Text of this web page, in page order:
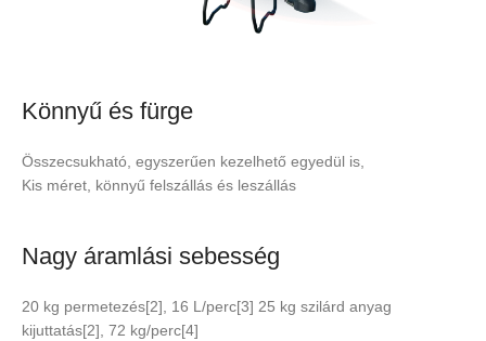
Könnyű és fürge
Összecsukható, egyszerűen kezelhető egyedül is,
Kis méret, könnyű felszállás és leszállás
Nagy áramlási sebesség
20 kg permetezés[2], 16 L/perc[3] 25 kg szilárd anyag
kijuttatás[2], 72 kg/perc[4]